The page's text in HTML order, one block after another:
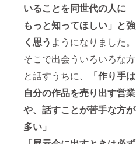
いることを同世代の人に
もっと知ってほしい」と強
く思う ようになりました。
そこで出会ういろいろな方
と話すうちに、
「作り手は
自分の作品を売り出す営業
や、話すことが苦手な方が
多い」